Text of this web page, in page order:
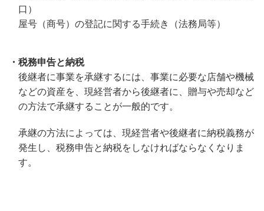
口）
屋号（商号）の登記に関する手続き（法務局等）
・税務申告と納税
後継者に事業を承継するには、事業に必要な店舗や機械
などの資産を、現経営者から後継者に、贈与や売却など
の方法で承継することが一般的です。
承継の方法によっては、現経営者や後継者に納税義務が
発生し、税務申告と納税をしなければならなくなりま
す。